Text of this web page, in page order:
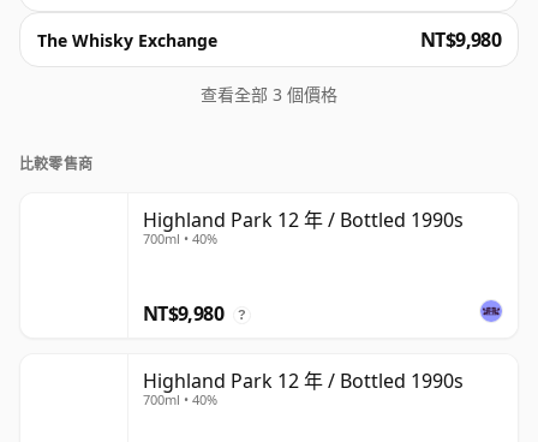
The Whisky Exchange NT$9,980
查看全部 3 個價格
比較零售商
Highland Park 12 年 / Bottled 1990s
700ml • 40%
NT$9,980 ?
Highland Park 12 年 / Bottled 1990s
700ml • 40%